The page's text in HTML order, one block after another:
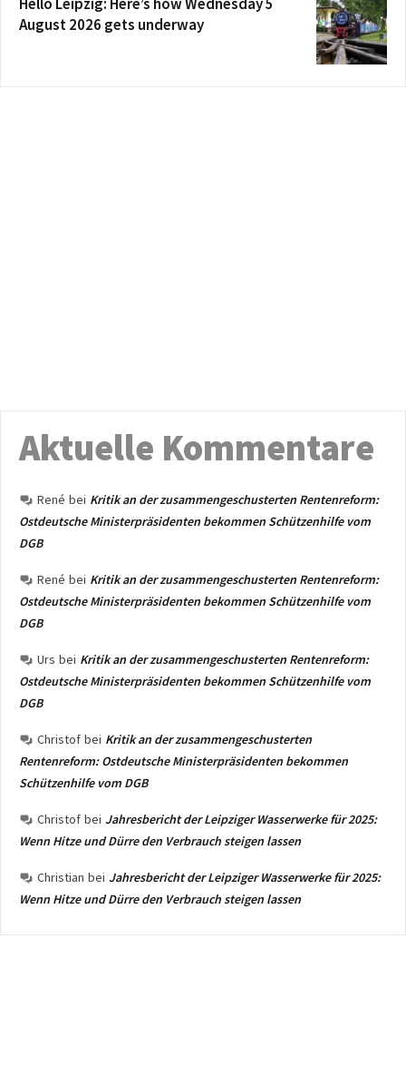
August 2026 gets underway
Aktuelle Kommentare
René bei Kritik an der zusammengeschusterten Rentenreform:
Ostdeutsche Ministerpräsidenten bekommen Schützenhilfe vom
DGB
René bei Kritik an der zusammengeschusterten Rentenreform:
Ostdeutsche Ministerpräsidenten bekommen Schützenhilfe vom
DGB
Urs bei Kritik an der zusammengeschusterten Rentenreform:
Ostdeutsche Ministerpräsidenten bekommen Schützenhilfe vom
DGB
Christof bei Kritik an der zusammengeschusterten
Rentenreform: Ostdeutsche Ministerpräsidenten bekommen
Schützenhilfe vom DGB
Christof bei Jahresbericht der Leipziger Wasserwerke für 2025:
Wenn Hitze und Dürre den Verbrauch steigen lassen
Christian bei Jahresbericht der Leipziger Wasserwerke für 2025:
Wenn Hitze und Dürre den Verbrauch steigen lassen